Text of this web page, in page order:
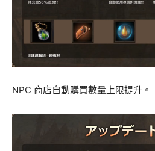
NPC 商店自動購買數量上限提升。